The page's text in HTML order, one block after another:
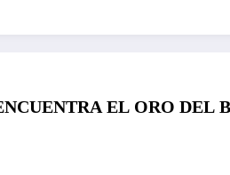
EL ORO DEL